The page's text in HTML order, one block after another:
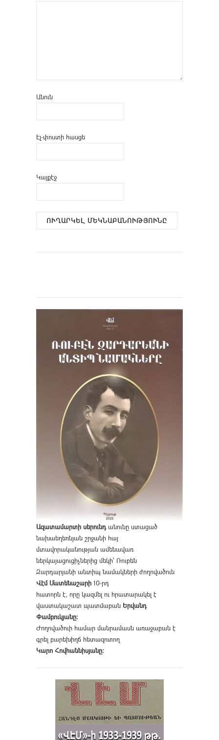
Անուն
Էլ-փոստի հասցե
Կայքէջ
Ազատամարտի սերունդանունը ստացած
նախաեղեռնյան շրջանի հայ
մտավորականության ամենավառ
ներկայացուցիչներից մեկի՝ Ռուբեն
Զարդարյանի անտիպ նամակների ժողովածուն
Վէմ Մատենաշարի 10-րդ
հատորն է, որը կազմել ու հրատարակել է
վաստակաշատ պատմաբան Երվանդ
Փամբուկյանը։
Ժողովածուի համար մանրամասն առաջաբան է
գրել բարեխիղճ հետազոտող
Կարո Հովհաննիսյանը։